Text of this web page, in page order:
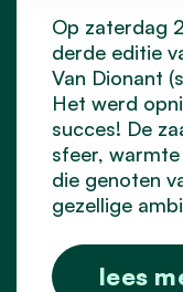
Op zaterdag
derde editie
Van Dionant
Het werd
succes! De
sfeer,
die genoten
gezellige
lees